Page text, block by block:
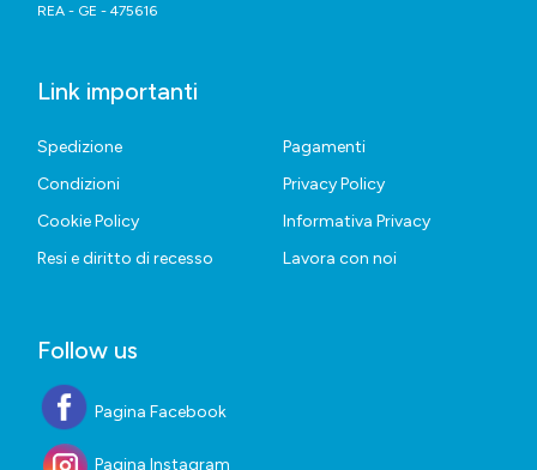
REA - GE - 475616
Link importanti
Spedizione
Pagamenti
Condizioni
Privacy Policy
Cookie Policy
Informativa Privacy
Resi e diritto di recesso
Lavora con noi
Follow us
Pagina Facebook
Pagina Instagram